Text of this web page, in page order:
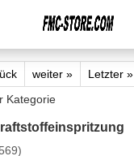
weiter »
Letzter »
Kategorie
)